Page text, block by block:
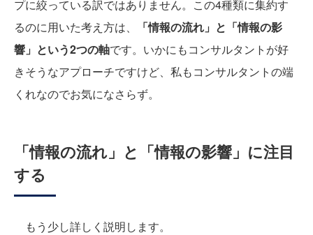
プに絞っている訳ではありません。この4種類に集約す
るのに用いた考え方は、
「情報の流れ」と「情報の影
響」という2つの軸です。いかにもコンサルタントが好
きそうなアプローチですけど、私もコンサルタントの端
くれなのでお気になさらず。
「情報の流れ」と「情報の影響」に注目
する
もう少し詳しく説明します。